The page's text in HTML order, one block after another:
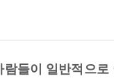
들이 일반적으